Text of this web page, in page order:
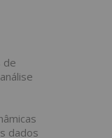
de
dados